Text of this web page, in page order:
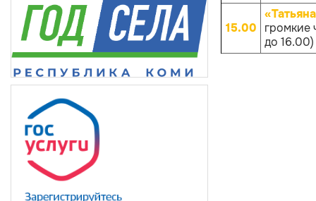
15.00
громкие
до 16.00)